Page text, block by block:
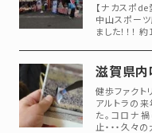
【ナカスポ
中山スポー
ました！！！
滋賀県内
健歩ファクト
アルトラの
た。コロナ
止・・・久々